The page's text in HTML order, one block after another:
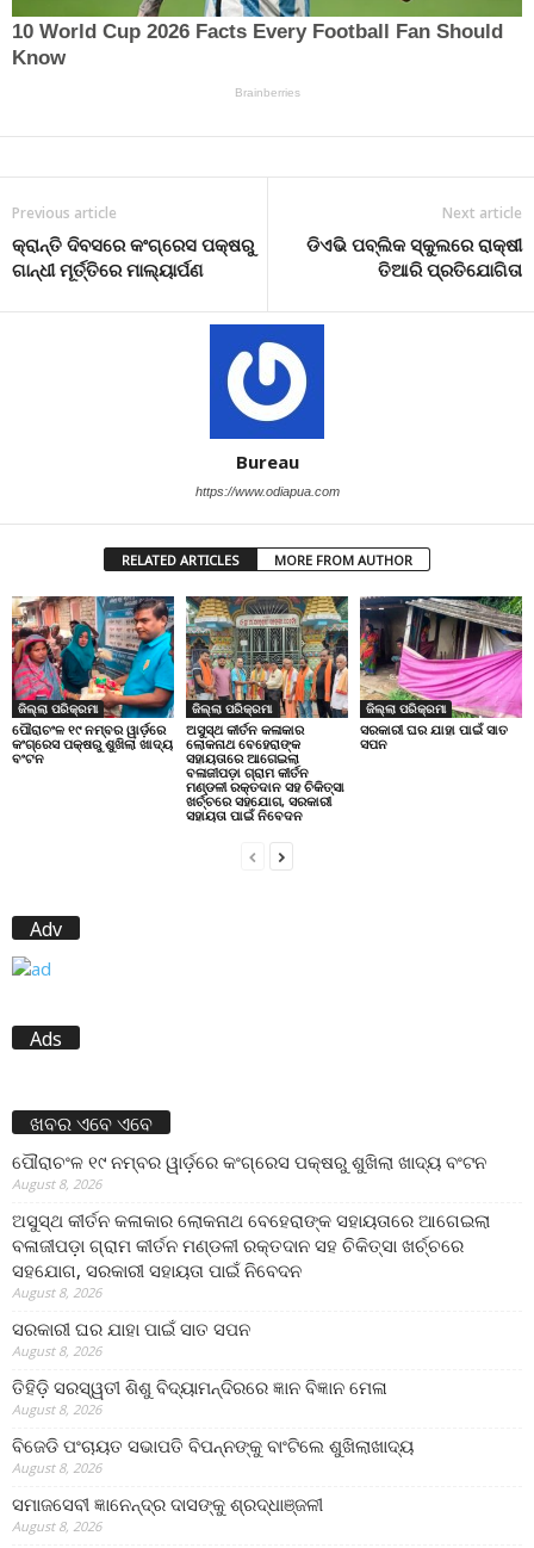
Previous article
କ୍ରାନ୍ତି ଦିବସରେ କଂଗ୍ରେସ ପକ୍ଷରୁ
ଗାନ୍ଧୀ ମୂର୍ତ୍ତିରେ ମାଲ୍ୟାର୍ପଣ
Next article
ଡିଏଭି ପବ୍ଲିକ ସ୍କୁଲରେ ରାକ୍ଷୀ
ତିଆରି ପ୍ରତିଯୋଗିତା
Bureau
https://www.odiapua.com
RELATED ARTICLES MORE FROM AUTHOR
ଜିଲ୍ଲା ପରିକ୍ରମା
ପୌରାଚଂଳ ୧୯ ନମ୍ବର ୱାର୍ଡ଼ରେ
କଂଗ୍ରେସ ପକ୍ଷରୁ ଶୁଖିଲା ଖାଦ୍ୟ
ବଂଟନ
ଜିଲ୍ଲା ପରିକ୍ରମା
ଅସୁସ୍ଥ କୀର୍ତନ କଳାକାର
ଲୋକନାଥ ବେହେରାଙ୍କ
ସହାୟତାରେ ଆଗେଇଲା
ବଳାଜୀପଡ଼ା ଗ୍ରାମ କୀର୍ତନ
ମଣ୍ଡଳୀ ରକ୍ତଦାନ ସହ ଚିକିତ୍ସା
ଖର୍ଚ୍ଚରେ ସହଯୋଗ, ସରକାରୀ
ସହାୟତା ପାଇଁ ନିବେଦନ
ଜିଲ୍ଲା ପରିକ୍ରମା
ସରକାରୀ ଘର ଯାହା ପାଇଁ ସାତ
ସପନ
Adv
Ads
ଖବର ଏବେ ଏବେ
ପୌରାଚଂଳ ୧୯ ନମ୍ବର ୱାର୍ଡ଼ରେ କଂଗ୍ରେସ ପକ୍ଷରୁ ଶୁଖିଲା ଖାଦ୍ୟ ବଂଟନ
August 8, 2026
ଅସୁସ୍ଥ କୀର୍ତନ କଳାକାର ଲୋକନାଥ ବେହେରାଙ୍କ ସହାୟତାରେ ଆଗେଇଲା
ବଳାଜୀପଡ଼ା ଗ୍ରାମ କୀର୍ତନ ମଣ୍ଡଳୀ ରକ୍ତଦାନ ସହ ଚିକିତ୍ସା ଖର୍ଚ୍ଚରେ
ସହଯୋଗ, ସରକାରୀ ସହାୟତା ପାଇଁ ନିବେଦନ
August 8, 2026
ସରକାରୀ ଘର ଯାହା ପାଇଁ ସାତ ସପନ
August 8, 2026
ତିହିଡି଼ ସରସ୍ୱତୀ ଶିଶୁ ବିଦ୍ୟାମନ୍ଦିରରେ ଜ୍ଞାନ ବିଜ୍ଞାନ ମେଳା
August 8, 2026
ବିଜେଡି ପଂଚାୟତ ସଭାପତି ବିପନ୍ନଙ୍କୁ ବାଂଟିଲେ ଶୁଖିଲାଖାଦ୍ୟ
August 8, 2026
ସମାଜସେବୀ ଜ୍ଞାନେନ୍ଦ୍ର ଦାସଙ୍କୁ ଶ୍ରଦ୍ଧାଞ୍ଜଳୀ
August 8, 2026